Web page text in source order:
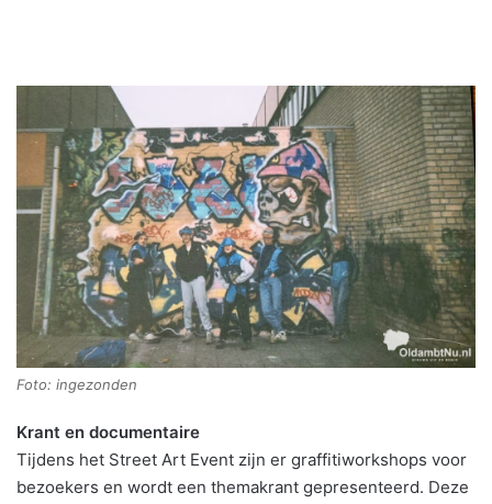
Foto: ingezonden
Krant en documentaire
Tijdens het Street Art Event zijn er graffitiworkshops voor
bezoekers en wordt een themakrant gepresenteerd. Deze